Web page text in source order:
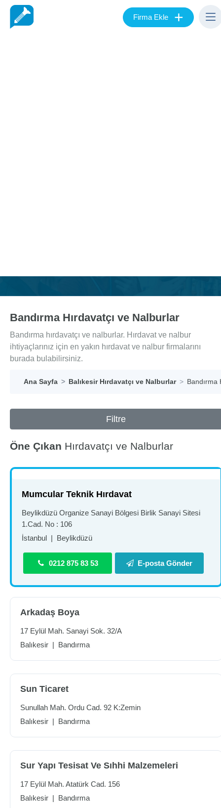
Firma Ekle +
Bandırma Hırdavatçı ve Nalburlar
Bandırma hırdavatçı ve nalburlar. Hırdavat ve nalbur
ihtiyaçlarınız için en yakın hırdavat ve nalbur firmalarını
burada bulabilirsiniz.
Ana Sayfa Balıkesir Hırdavatçı ve Nalburlar Bandırma
Filtre
Öne Çıkan Hırdavatçı ve Nalburlar
Mumcular Teknik Hırdavat
Beylikdüzü Organize Sanayi Bölgesi Birlik Sanayi Sitesi
1.Cad. No : 106
İstanbul | Beylikdüzü
0212 875 83 53 E-posta Gönder
Arkadaş Boya
17 Eylül Mah. Sanayi Sok. 32/A
Balıkesir | Bandırma
Sun Ticaret
Sunullah Mah. Ordu Cad. 92 K:Zemin
Balıkesir | Bandırma
Sur Yapı Tesisat Ve Sıhhi Malzemeleri
17 Eylül Mah. Atatürk Cad. 156
Balıkesir | Bandırma